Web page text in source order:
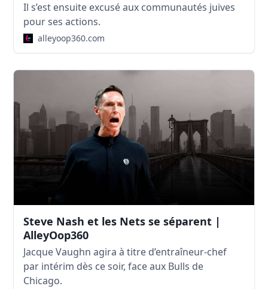
Il s’est ensuite excusé aux communautés juives
pour ses actions.
alleyoop360.com
Steve Nash et les Nets se séparent |
AlleyOop360
Jacque Vaughn agira à titre d’entraîneur-chef
par intérim dès ce soir, face aux Bulls de
Chicago.